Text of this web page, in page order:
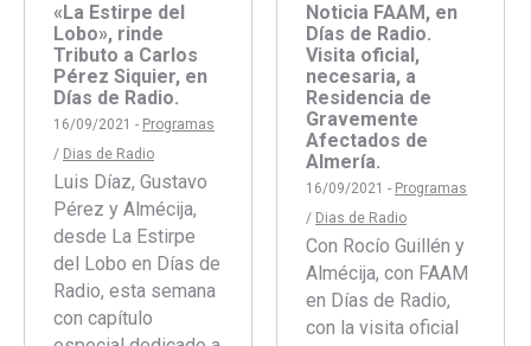
«La Estirpe del
Lobo», rinde
Tributo a Carlos
Pérez Siquier, en
Días de Radio.
16/09/2021 - Programas
/ Dias de Radio
Luis Díaz, Gustavo
Pérez y Almécija,
desde La Estirpe
del Lobo en Días de
Radio, esta semana
con capítulo
Noticia FAAM, en
Días de Radio.
Visita oficial,
necesaria, a
Residencia de
Gravemente
Afectados de
Almería.
16/09/2021 - Programas
/ Dias de Radio
Con Rocío Guillén y
Almécija, con FAAM
en Días de Radio,
con la visita oficial